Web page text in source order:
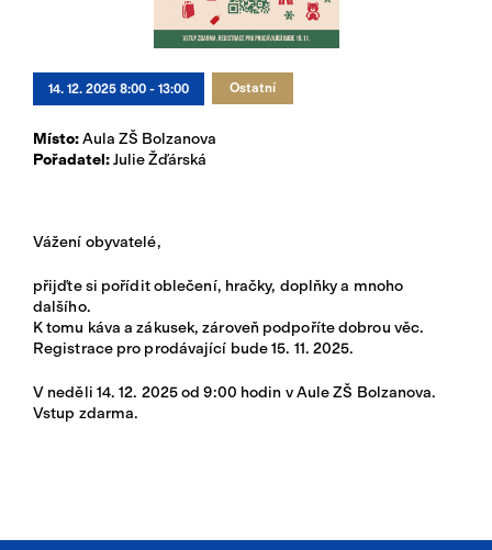
14. 12. 2025 8:00 - 13:00 Ostatní
Místo:Aula ZŠ Bolzanova
Pořadatel:Julie Žďárská
Vážení obyvatelé,
přijďte si pořídit oblečení, hračky, doplňky a mnoho
dalšího.
K tomu káva a zákusek, zároveň podpoříte dobrou věc.
Registrace pro prodávající bude 15. 11. 2025.
V neděli 14. 12. 2025 od 9:00 hodin v Aule ZŠ Bolzanova.
Vstup zdarma.